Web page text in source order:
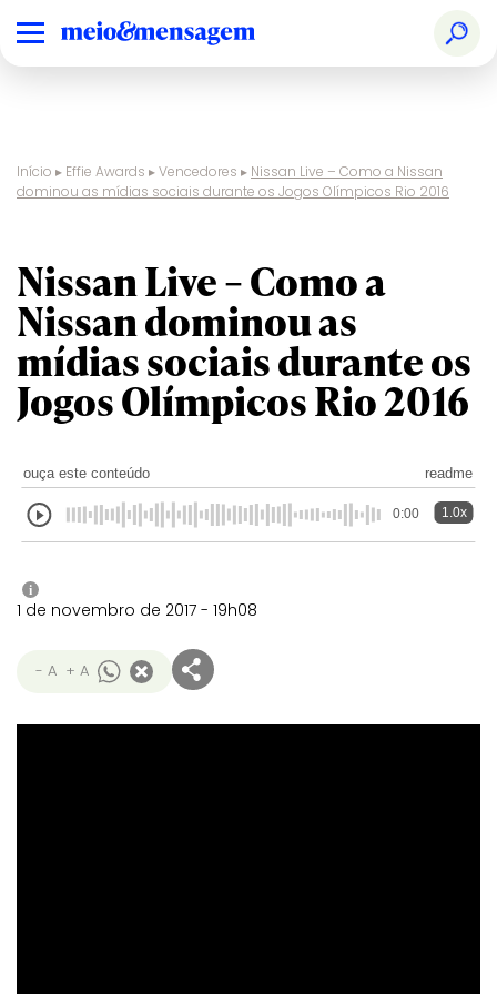
Início ▸ Effie Awards ▸Vencedores ▸ Nissan Live – Como a Nissan
dominou as mídias sociais durante os Jogos Olímpicos Rio 2016
Nissan Live – Como a
Nissan dominou as
mídias sociais durante os
Jogos Olímpicos Rio 2016
ouça este conteúdo readme
0:00 1.0x
i
1 de novembro de 2017 - 19h08
- A + A